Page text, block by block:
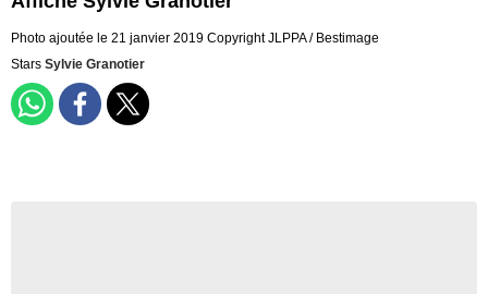
Photo ajoutée le 21 janvier 2019 Copyright JLPPA / Bestimage
Stars Sylvie Granotier